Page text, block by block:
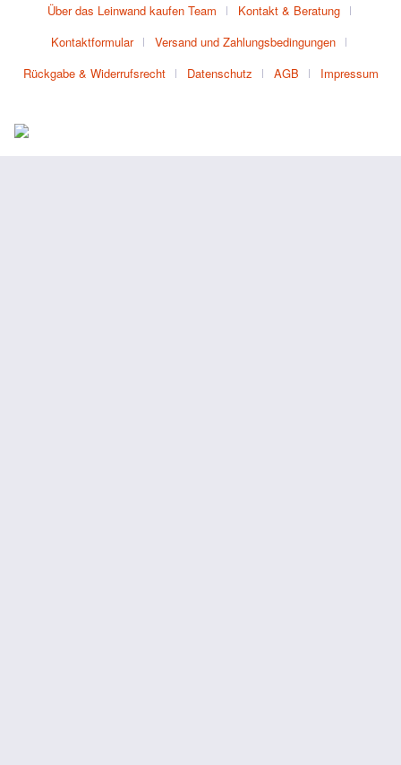
Über das Leinwand kaufen Team
Kontakt & Beratung
Kontaktformular
Versand und Zahlungsbedingungen
Rückgabe & Widerrufsrecht
Datenschutz AGB Impressum